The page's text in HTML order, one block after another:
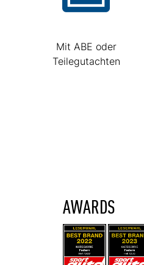
Mit ABE oder
Teilegutachten
AWARDS